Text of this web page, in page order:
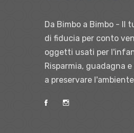
Da Bimbo a Bimbo - Il
di fiducia per conto
oggetti usati per
Risparmia, guadagna
a preservare